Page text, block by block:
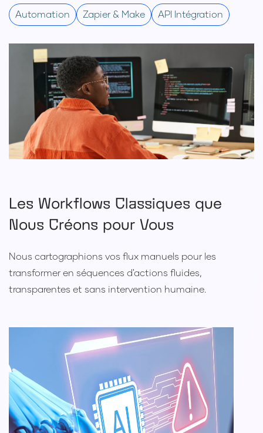
Automation Zapier & Make API Intégration
Les Workflows Classiques que
Nous Créons pour Vous
Nous cartographions vos flux manuels pour les
transformer en séquences d'actions fluides,
transparentes et sans intervention humaine.